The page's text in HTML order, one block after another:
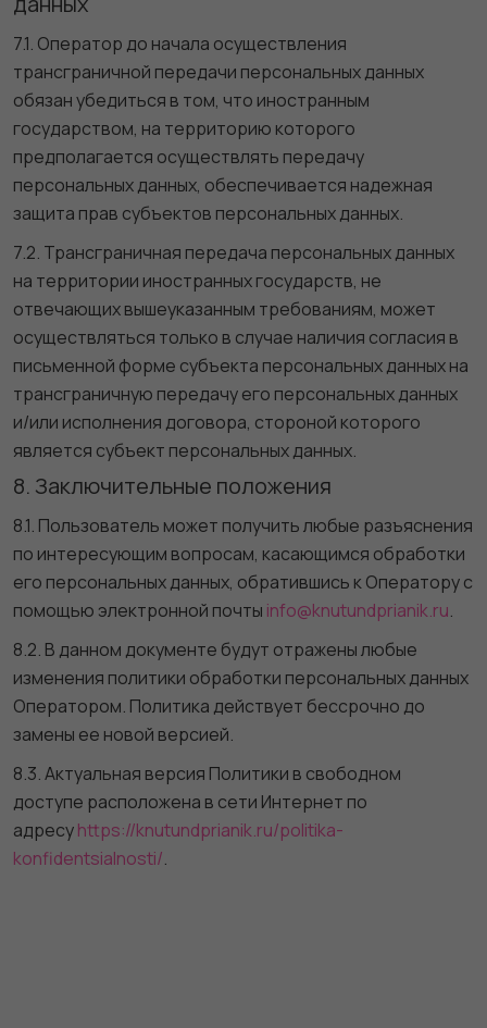
7.1. Оператор до начала осуществления
трансграничной передачи персональных данных
обязан убедиться в том, что иностранным
государством, на территорию которого
предполагается осуществлять передачу
персональных данных, обеспечивается надежная
защита прав субъектов персональных данных.
7.2. Трансграничная передача персональных данных
на территории иностранных государств, не
отвечающих вышеуказанным требованиям, может
осуществляться только в случае наличия согласия в
письменной форме субъекта персональных данных на
трансграничную передачу его персональных данных
и/или исполнения договора, стороной которого
является субъект персональных данных.
8. Заключительные положения
8.1. Пользователь может получить любые разъяснения
по интересующим вопросам, касающимся обработки
его персональных данных, обратившись к Оператору с
помощью электронной почты info@knutundprianik.ru.
8.2. В данном документе будут отражены любые
изменения политики обработки персональных данных
Оператором. Политика действует бессрочно до
замены ее новой версией.
8.3. Актуальная версия Политики в свободном
доступе расположена в сети Интернет по
адресуhttps://knutundprianik.ru/politika-
konfidentsialnosti/.